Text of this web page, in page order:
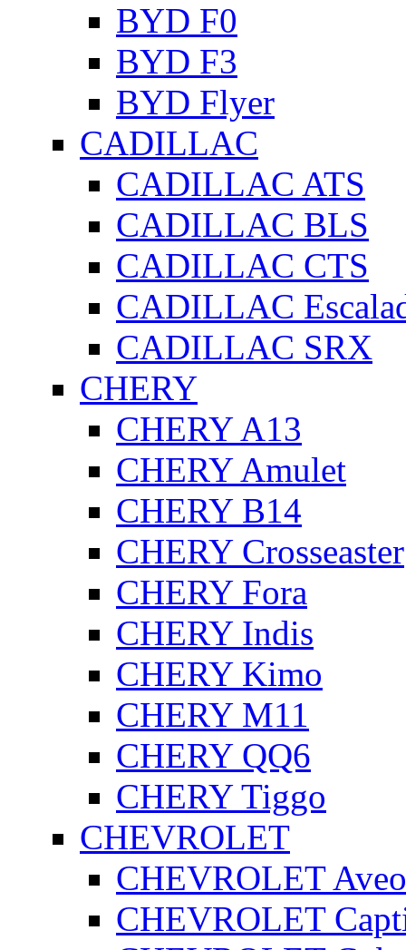
BYD F0
BYD F3
BYD Flyer
CADILLAC
CADILLAC ATS
CADILLAC BLS
CADILLAC CTS
CADILLAC
CADILLAC SRX
CHERY
CHERY A13
CHERY Amulet
CHERY B14
CHERY Crosseaster
CHERY Fora
CHERY Indis
CHERY Kimo
CHERY M11
CHERY QQ6
CHERY Tiggo
CHEVROLET
CHEVROLET Aveo
CHEVROLET